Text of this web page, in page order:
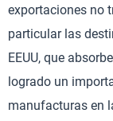
exportaciones no
particular las
EEUU, que
logrado un
manufacturas en